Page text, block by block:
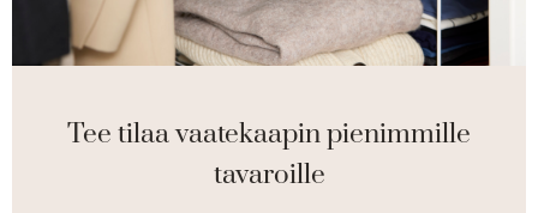
Tee tilaa vaatekaapin pienimmille
tavaroille